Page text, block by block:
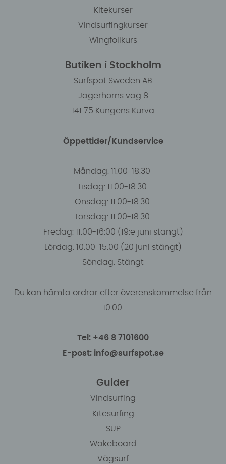
Kitekurser
Vindsurfingkurser
Wingfoilkurs
Butiken i Stockholm
Surfspot Sweden AB
Jägerhorns väg 8
141 75 Kungens Kurva
Öppettider/Kundservice
Måndag: 11.00-18.30
Tisdag: 11.00-18.30
Onsdag: 11.00-18.30
Torsdag: 11.00-18.30
Fredag: 11.00-16:00 (19:e juni stängt)
Lördag: 10.00-15.00 (20 juni stängt)
Söndag: Stängt
Du kan hämta ordrar efter överenskommelse från
10.00.
Tel: +46 8 7101600
E-post: info@surfspot.se
Guider
Vindsurfing
Kitesurfing
SUP
Wakeboard
Vågsurf